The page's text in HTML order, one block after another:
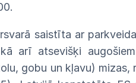
rā saistīta ar parkveida
kā arī atsevišķi
gobu un kļavu) mizas,